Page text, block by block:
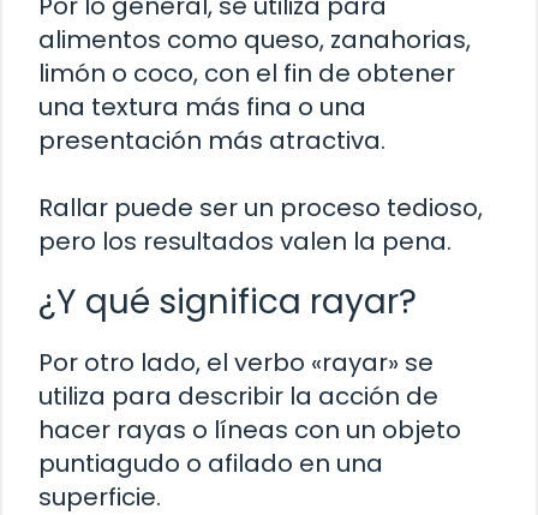
alimentos como queso, zanahorias,
limón o coco, con el fin de obtener
una textura más fina o una
presentación más atractiva.
Rallar puede ser un proceso tedioso,
pero los resultados valen la pena.
¿Y qué significa rayar?
Por otro lado, el verbo «rayar» se
utiliza para describir la acción de
hacer rayas o líneas con un objeto
puntiagudo o afilado en una
superficie.